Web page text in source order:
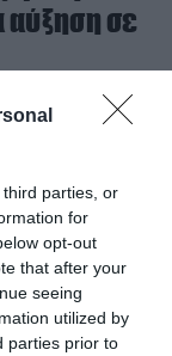
parties, or
for
opt-out
that after your
seeing
utilized by
parties prior to
αύξηση σε